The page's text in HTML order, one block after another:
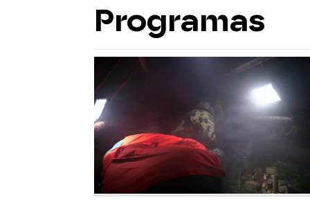
Programas